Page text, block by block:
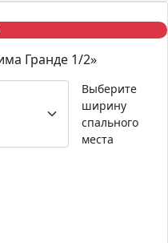
Гранде 1/2»
Выберите
ширину
спального
места